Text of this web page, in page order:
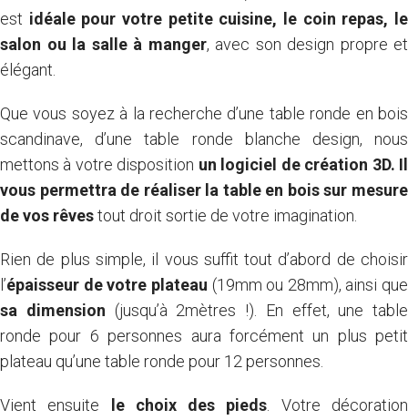
est idéale pour votre petite cuisine, le coin repas, le
salon ou la salle à manger, avec son design propre et
élégant.
Que vous soyez à la recherche d’une table ronde en bois
scandinave, d’une table ronde blanche design, nous
mettons à votre disposition un logiciel de création 3D. Il
vous permettra de réaliser la table en bois sur mesure
de vos rêvestout droit sortie de votre imagination.
Rien de plus simple, il vous suffit tout d’abord de choisir
l’épaisseur de votre plateau (19mm ou 28mm), ainsi que
sa dimension (jusqu’à 2mètres !). En effet, une table
ronde pour 6 personnes aura forcément un plus petit
plateau qu’une table ronde pour 12 personnes.
Vient ensuite le choix des pieds . Votre décoration